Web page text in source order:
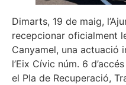
Dimarts, 19 de maig,
recepcionar oficialment
Canyamel, una actuació
l’Eix Cívic núm. 6
el Pla de Recuperació,